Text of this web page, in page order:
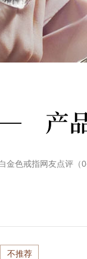
金色戒指网友点评（0
不推荐